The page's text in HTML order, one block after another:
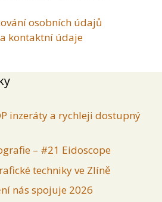
osobních údajů
kontaktní údaje
inzeráty a rychleji dostupný
– #21 Eidoscope
techniky ve Zlíně
nás spojuje 2026